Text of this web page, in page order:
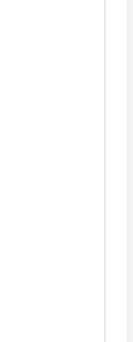
Menteri ESDM di
misalnya
sejak orde lama,
memilih tetap
mendedikasikan
kekuasaan yang